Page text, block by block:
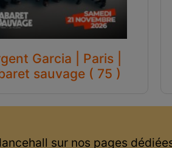
Garcia | Paris |
sauvage ( 75 )
sur nos pages